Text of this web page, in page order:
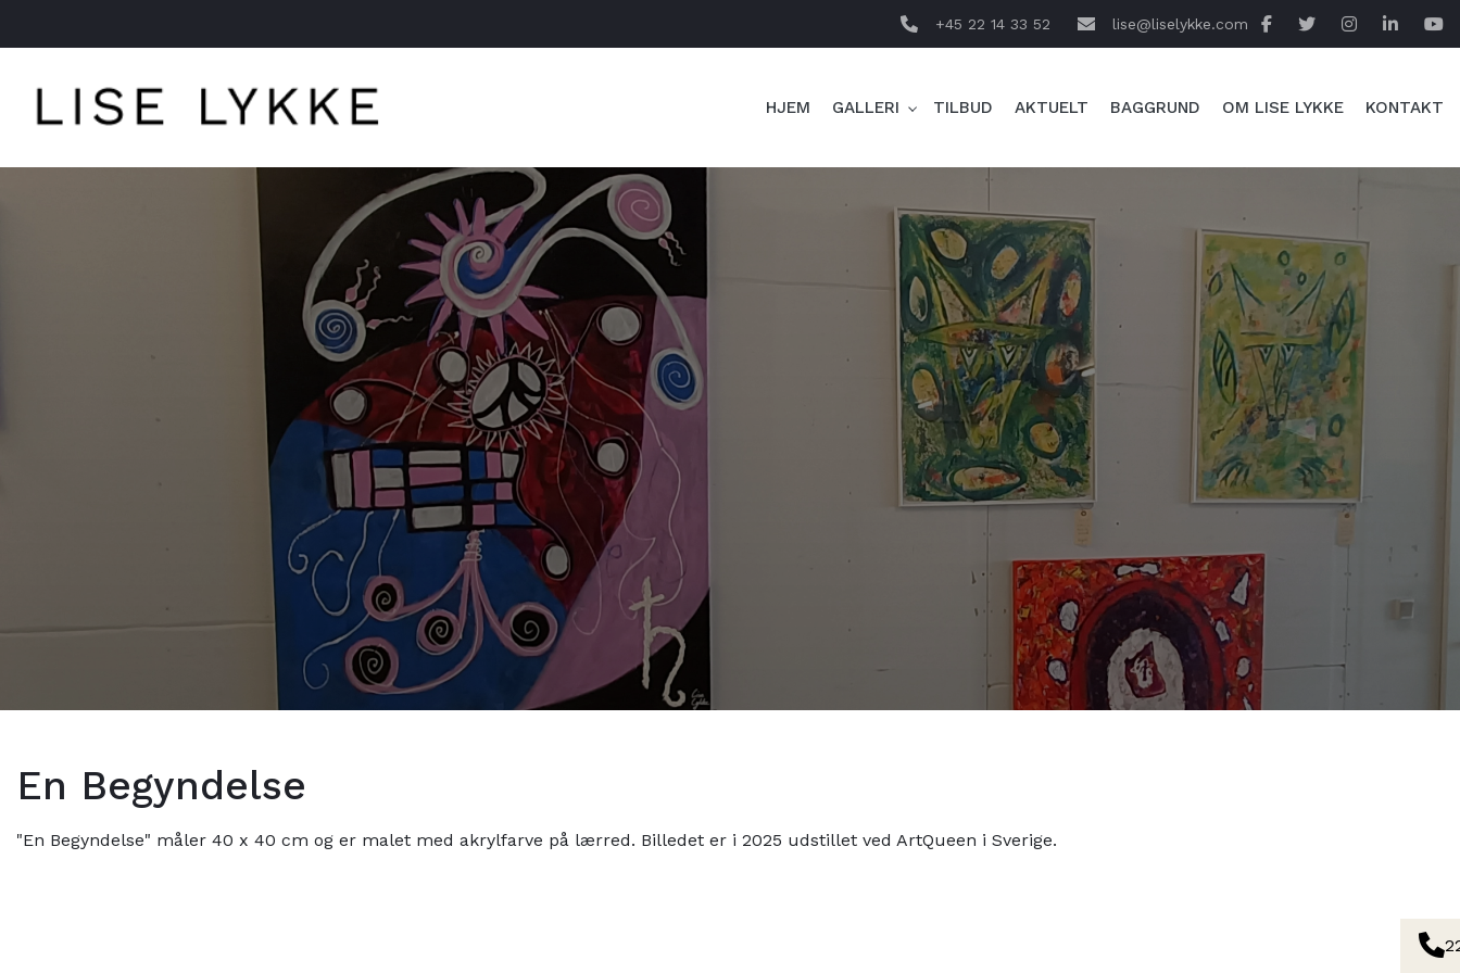
+45 22 14 33 52 lise@liselykke.com
HJEM GALLERI TILBUD AKTUELT BAGGRUND OM LISE LYKKE KONTAKT
En Begyndelse
"En Begyndelse" måler 40 x 40 cm og er malet med akrylfarve på lærred. Billedet er i 2025 udstillet ved ArtQueen i Sverige.